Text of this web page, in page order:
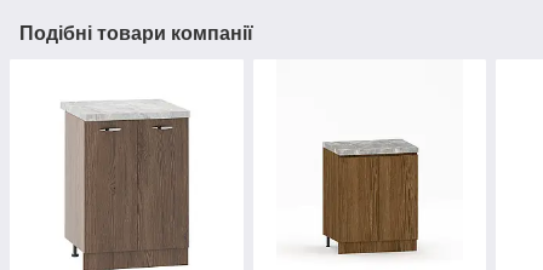
Подібні товари компанії